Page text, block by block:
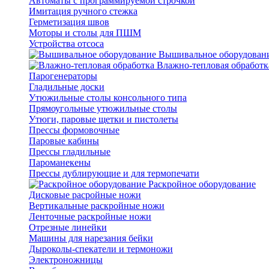
Имитация ручного стежка
Герметизация швов
Моторы и столы для ПШМ
Устройства отсоса
Вышивальное
Влажно-тепловая
Парогенераторы
Гладильные доски
Утюжильные столы консольного типа
Прямоугольные утюжильные столы
Утюги, паровые щетки и пистолеты
Прессы формовочные
Паровые кабины
Прессы гладильные
Пароманекены
Прессы дублирующие и для термопечати
Раскройное оборудование
Дисковые расройные ножи
Вертикальные раскройные ножи
Ленточные раскройные ножи
Отрезные линейки
Машины для нарезания бейки
Дыроколы-спекатели и термоножи
Электроножницы